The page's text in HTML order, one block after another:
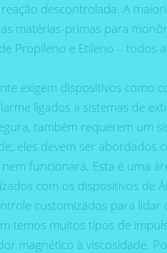
descontrolada. A
matérias-primas para
Propileno e Etileno – todos
exigem dispositivos como
ligados a sistemas de
também requerem um
eles devem ser abordados
funcionará. Esta é uma
com os dispositivos de
customizados para lidar
temos muitos tipos de
magnético à viscosidade.